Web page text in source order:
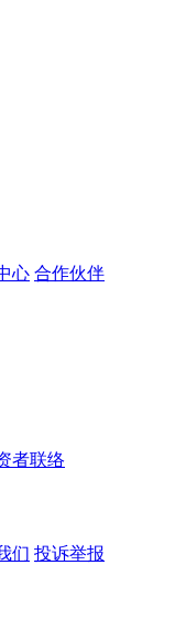
心 合作伙伴
者联络
们 投诉举报